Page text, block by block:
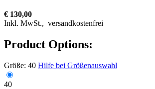
€ 130,00
Inkl. MwSt., versandkostenfrei
Product Options:
Größe: 40 Hilfe bei Größenauswahl
40